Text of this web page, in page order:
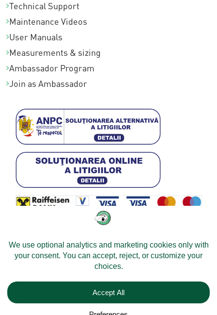
Technical Support
Maintenance Videos
User Manuals
Measurements & sizing
Ambassador Program
Join as Ambassador